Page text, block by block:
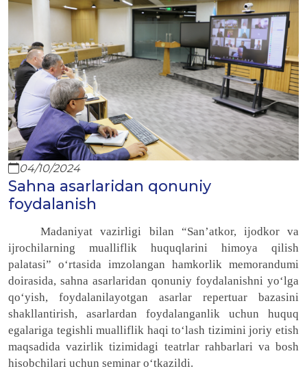
04/10/2024
Sahna asarlaridan qonuniy
foydalanish
Madaniyat vazirligi bilan “San’atkor, ijodkor va
ijrochilarning mualliflik huquqlarini himoya qilish
palatasi” o‘rtasida imzolangan hamkorlik memorandumi
doirasida, sahna asarlaridan qonuniy foydalanishni yo‘lga
qo‘yish, foydalanilayotgan asarlar repertuar bazasini
shakllantirish, asarlardan foydalanganlik uchun huquq
egalariga tegishli mualliflik haqi to‘lash tizimini joriy etish
maqsadida vazirlik tizimidagi teatrlar rahbarlari va bosh
hisobchilari uchun seminar o‘tkazildi.